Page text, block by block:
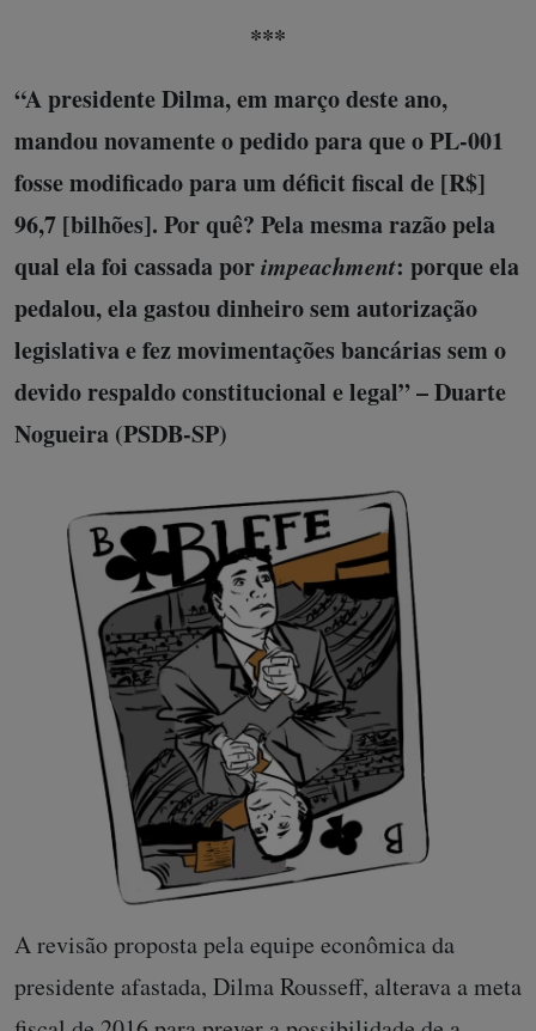
***
“A presidente Dilma, em março deste ano,
mandou novamente o pedido para que o PL-001
fosse modificado para um déficit fiscal de [R$]
96,7 [bilhões]. Por quê? Pela mesma razão pela
qual ela foi cassada porimpeachment: porque ela
pedalou, ela gastou dinheiro sem autorização
legislativa e fez movimentações bancárias sem o
devido respaldo constitucional e legal” – Duarte
Nogueira (PSDB-SP)
A revisão proposta pela equipe econômica da
presidente afastada, Dilma Rousseff, alterava a meta